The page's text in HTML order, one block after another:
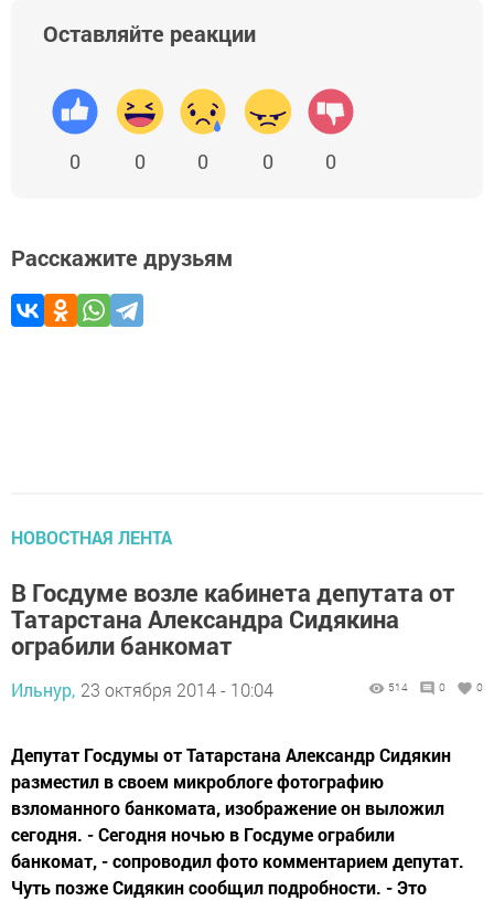
Оставляйте реакции
0 0 0 0 0
Расскажите друзьям
НОВОСТНАЯ ЛЕНТА
В Госдуме возле кабинета депутата от
Татарстана Александра Сидякина
ограбили банкомат
Ильнур, 23 октября 2014 - 10:04 514 0 0
Депутат Госдумы от Татарстана Александр Сидякин
разместил в своем микроблоге фотографию
взломанного банкомата, изображение он выложил
сегодня. - Сегодня ночью в Госдуме ограбили
банкомат, - сопроводил фото комментарием депутат.
Чуть позже Сидякин сообщил подробности. - Это